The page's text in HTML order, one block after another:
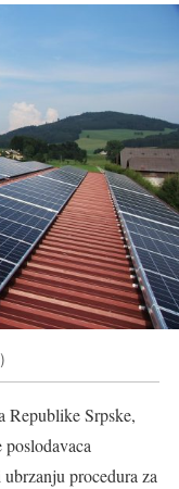
Republike Srpske,
poslodavaca
procedura za